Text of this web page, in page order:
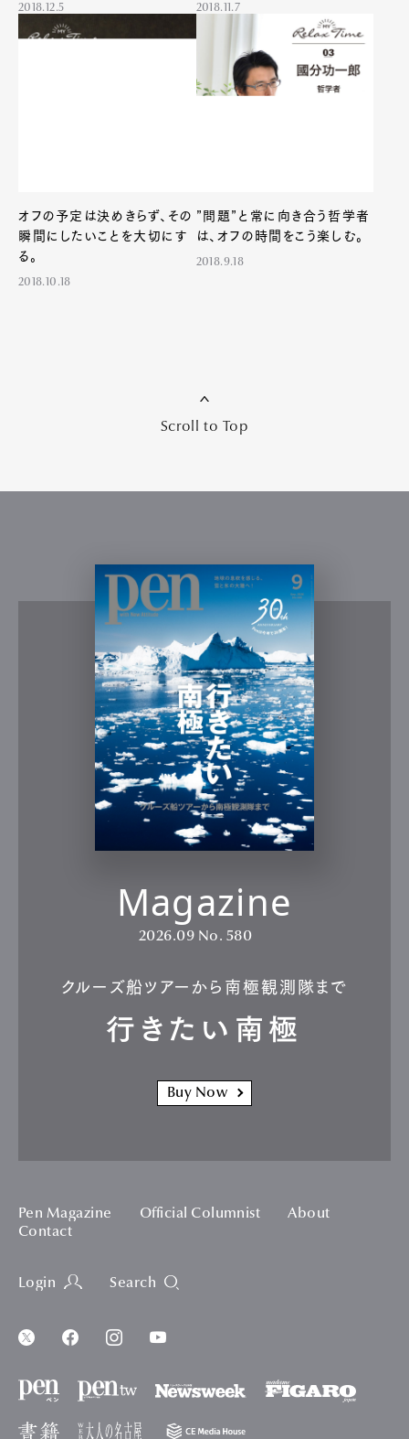
2018.12.5 2018.11.7
オフの予定は決めきらず、その
瞬間にしたいことを大切にす
る。
2018.10.18
”問題”と常に向き合う哲学者
は、オフの時間をこう楽しむ。
2018.9.18
Scroll to Top
Magazine
2026.09 No. 580
クルーズ船ツアーから南極観測隊まで
行きたい南極
Buy Now
Pen Magazine Official Columnist
About
Contact
Login Search